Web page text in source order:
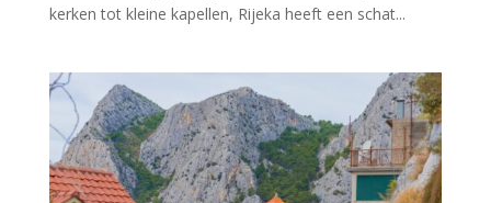
kerken tot kleine kapellen, Rijeka heeft een schat...